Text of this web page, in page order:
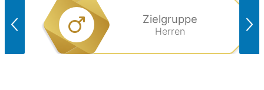
Zielgruppe
Herren